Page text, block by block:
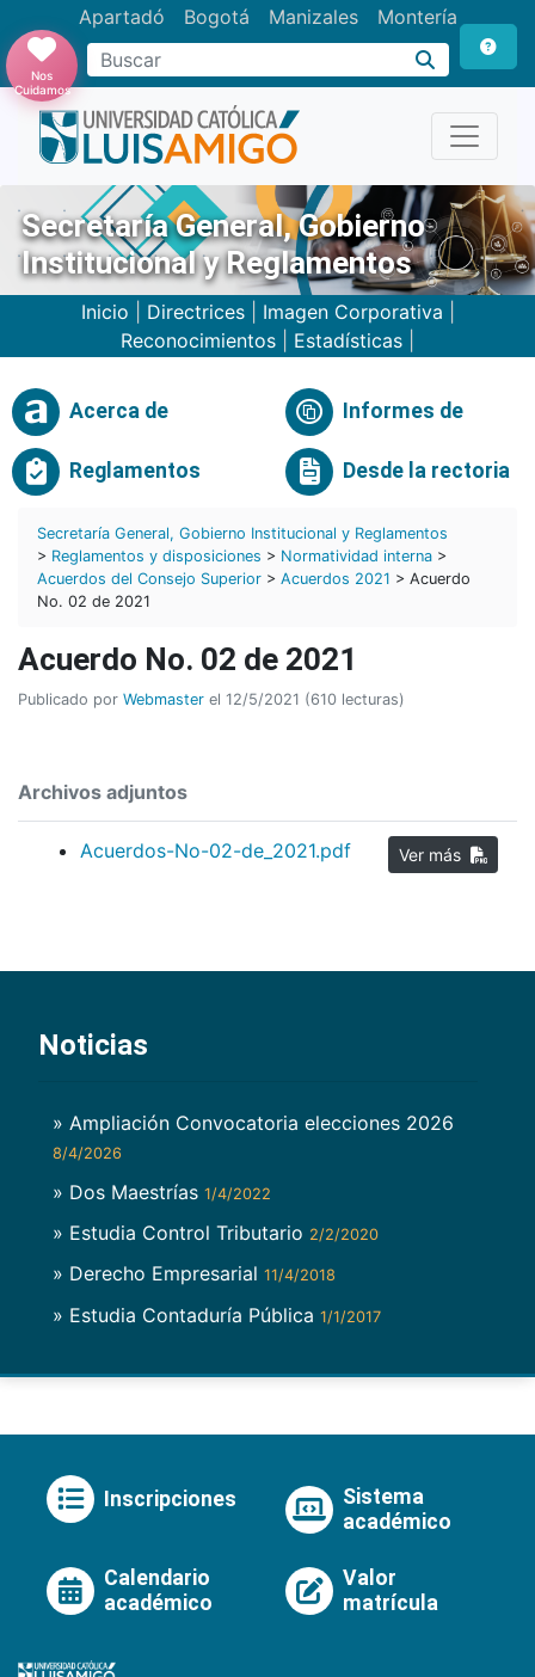
Apartadó Bogotá Manizales Montería
Buscar
Nos
Cuidamos
Secretaría General, Gobierno
Institucional y Reglamentos
Inicio Directrices| Imagen Corporativa
Reconocimientos
Estadísticas
Acerca de Informes de
Reglamentos Desde la rectoria
Secretaría General, Gobierno Institucional y Reglamentos
> Reglamentos y disposiciones > Normatividad interna >
Acuerdos del Consejo Superior > Acuerdos 2021 > Acuerdo
No. 02 de 2021
Acuerdo No. 02 de 2021
Publicado por Webmaster el 12/5/2021 (610 lecturas)
Archivos adjuntos
Acuerdos-No-02-de_2021.pdf
Noticias
» Ampliación Convocatoria elecciones 2026
8/4/2026
» Dos Maestrías 1/4/2022
» Estudia Control Tributario 2/2/2020
» Derecho Empresarial 11/4/2018
» Estudia Contaduría Pública 1/1/2017
Inscripciones
Sistema
académico
Calendario
académico
Valor
matrícula